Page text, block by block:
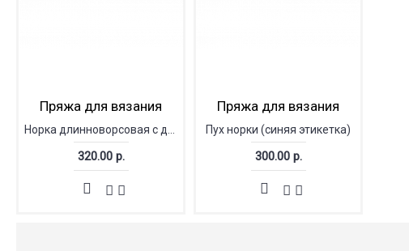
Пряжа для вязания
320.00 р.
Пряжа для вязания
Пух норки (синяя этикетка)
300.00 р.